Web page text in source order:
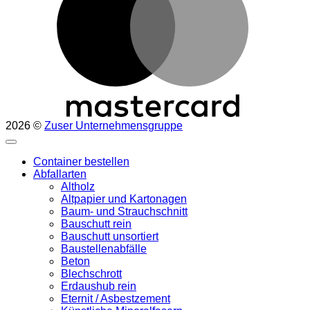
2026 © Zuser Unternehmensgruppe
Container bestellen
Abfallarten
Altholz
Altpapier und Kartonagen
Baum- und Strauchschnitt
Bauschutt rein
Bauschutt unsortiert
Baustellenabfälle
Beton
Blechschrott
Erdaushub rein
Eternit / Asbestzement